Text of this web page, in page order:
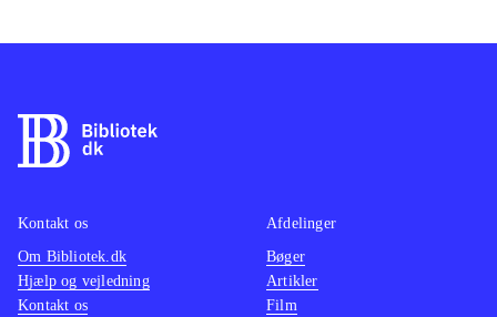
Kontakt os
Om Bibliotek.dk
Hjælp og vejledning
Kontakt os
Afdelinger
Bøger
Artikler
Film